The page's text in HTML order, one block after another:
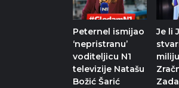
Peternel ismijao
‘nepristranu’
voditeljicu N1
televizije Natašu
Božić Šarić
Je li